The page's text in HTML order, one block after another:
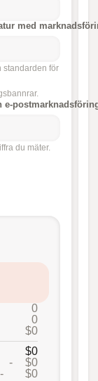
med
standarden för
du mäter.
0
0
$0
$0
- $0
-
$0